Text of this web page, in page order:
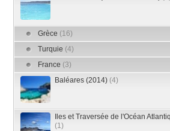
Grèce (16)
Turquie (4)
France (3)
Baléares (2014) (4)
Iles et Traversée de l'Océan
(1)